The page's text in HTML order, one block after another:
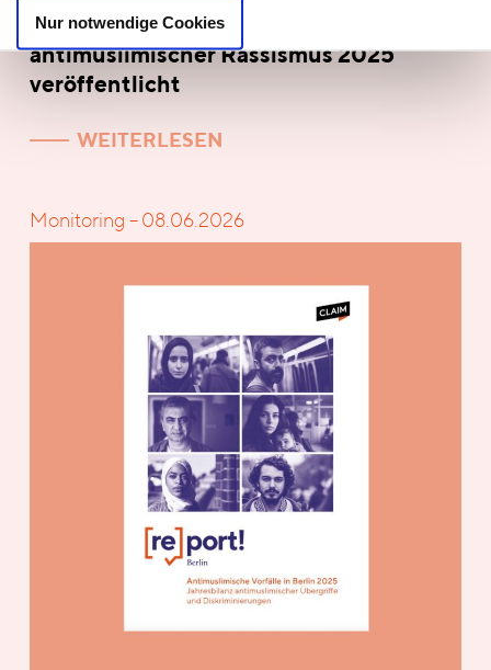
Nur notwendige Cookies
Bundesweites Lagebild
antimuslimischer Rassismus 2025
veröffentlicht
WEITERLESEN
Monitoring – 08.06.2026